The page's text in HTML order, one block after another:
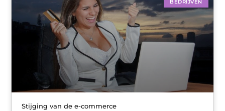
BEDRIJVEN
Stijging van de e-commerce